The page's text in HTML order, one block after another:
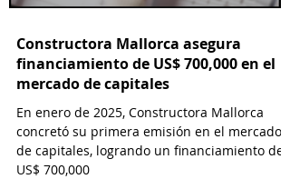
Constructora Mallorca asegura
financiamiento de US$ 700,000 en el
mercado de capitales
En enero de 2025, Constructora Mallorca
concretó su primera emisión en el mercado
de capitales, logrando un financiamiento de
US$ 700,000